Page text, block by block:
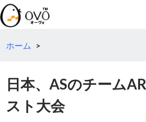
検
索
コ
テ
動
ホーム >
日本、ASのチーム
スト大会